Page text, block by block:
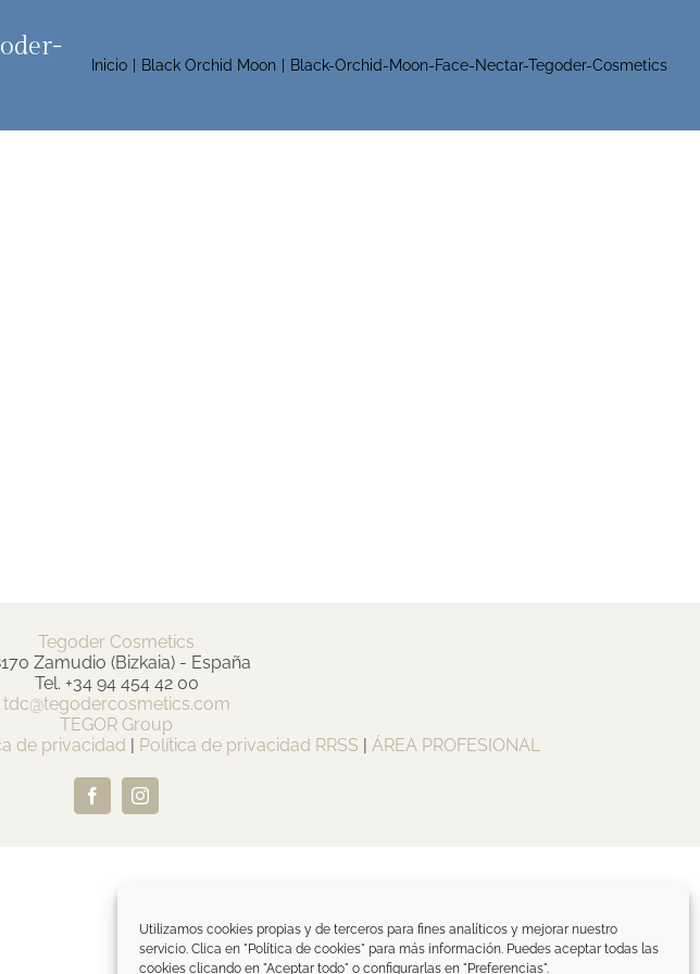
Utilizamos cookies propias y de terceros para fines analíticos y mejorar nuestro
servicio. Clica en "Política de cookies" para más información. Puedes aceptar todas las
cookies clicando en "Aceptar todo" o configurarlas en "Preferencias".
Inicio Black Orchid Moon Black-Orchid-Moon-Face-Nectar-Tegoder-Cosmetics
Tegoder Cosmetics
Zamudio (Bizkaia) - España
Tel. +34 94 454 42 00
tdc@tegodercosmetics.com
TEGOR Group
de privacidad | Política de privacidad RRSS | ÁREA PROFESIONAL
FacebookInstagram